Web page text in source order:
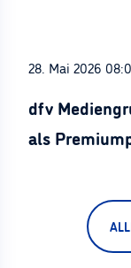
28. Mai 2026
dfv
als